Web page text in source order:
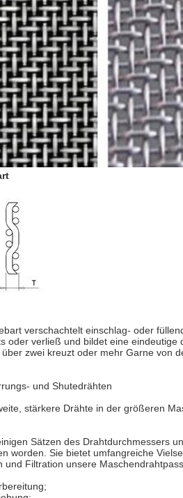
verschachtelt einschlag- oder
oder verließ und bildet eine
zwei kreuzt oder mehr Garne von
und Shutedrähten
stärkere Drähte in der größeren
Sätzen des Drahtdurchmessers
worden. Sie bietet umfangreiche
und Filtration unsere